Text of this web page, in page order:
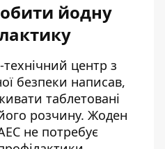
йодну
центр з
безпеки написав,
таблетовані
розчину. Жоден
не потребує